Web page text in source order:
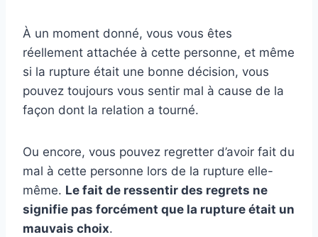
À un moment donné, vous vous êtes
réellement attachée à cette personne, et même
si la rupture était une bonne décision, vous
pouvez toujours vous sentir mal à cause de la
façon dont la relation a tourné.
Ou encore, vous pouvez regretter d’avoir fait du
mal à cette personne lors de la rupture elle-
même. Le fait de ressentir des regrets ne
signifie pas forcément que la rupture était un
mauvais choix.